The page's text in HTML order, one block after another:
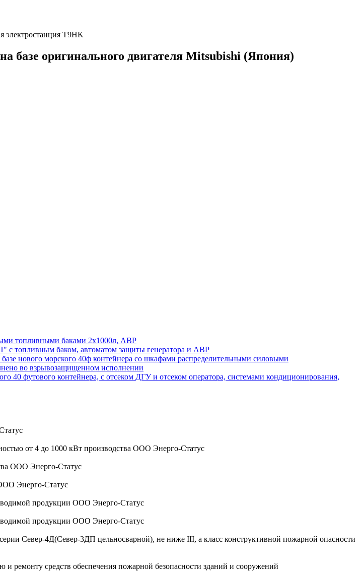
электростанция T9HK
базе оригинального двигателя Mitsubishi (Япония)
топливными баками 2х1000л, АВР
с топливным баком, автоматом защиты генератора и АВР
нового морского 40ф контейнера со шкафами распределительными силовыми
во взрывозащищенном исполнении
40 футового контейнера, с отсеком ДГУ и отсеком оператора, системами кондиционирования,
от 4 до 1000 кВт производства ООО Энерго-Статус
ООО Энерго-Статус
Энерго-Статус
продукции ООО Энерго-Статус
продукции ООО Энерго-Статус
Север-4Д(Север-3ДП цельносварной), не ниже III, а класс конструктивной пожарной опасности
ремонту средств обеспечения пожарной безопасности зданий и сооружений